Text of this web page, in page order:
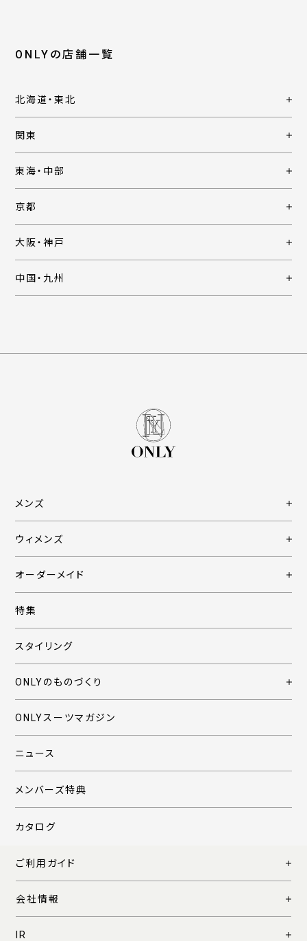
ONLYの店舗一覧
北海道・東北
関東
東海・中部
京都
大阪・神戸
中国・九州
メンズ
ウィメンズ
オーダーメイド
特集
スタイリング
ONLYのものづくり
ONLYスーツマガジン
ニュース
メンバーズ特典
カタログ
ご利用ガイド
会社情報
IR